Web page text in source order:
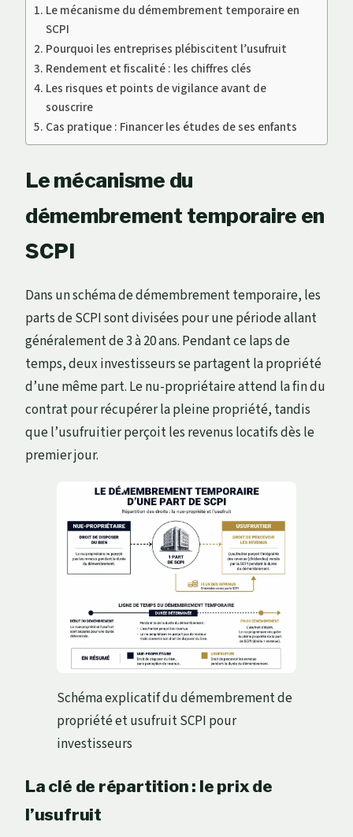
Le mécanisme du démembrement temporaire en
SCPI
Pourquoi les entreprises plébiscitent l’usufruit
Rendement et fiscalité : les chiffres clés
Les risques et points de vigilance avant de
souscrire
Cas pratique : Financer les études de ses enfants
Le mécanisme du
démembrement temporaire en
SCPI
Dans un schéma de démembrement temporaire, les
parts de SCPI sont divisées pour une période allant
généralement de 3 à 20 ans. Pendant ce laps de
temps, deux investisseurs se partagent la propriété
d’une même part. Le nu-propriétaire attend la fin du
contrat pour récupérer la pleine propriété, tandis
que l’usufruitier perçoit les revenus locatifs dès le
premier jour.
Schéma explicatif du démembrement de
propriété et usufruit SCPI pour
investisseurs
La clé de répartition : le prix de
l’usufruit